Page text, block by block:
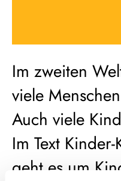
Im zweiten
viele
Auch viele
Im Text
geht es um